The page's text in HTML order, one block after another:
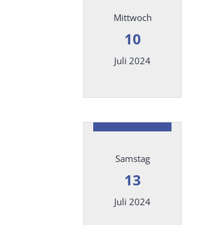
Mittwoch
10
Juli 2024
Samstag
13
Juli 2024